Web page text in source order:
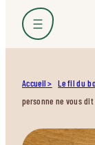
Accueil Le fil du
personne ne vous